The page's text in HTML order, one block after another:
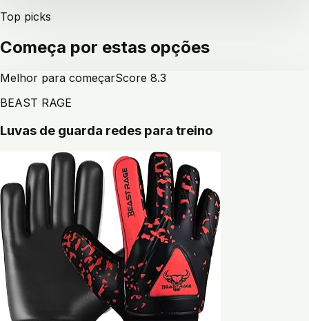
Top picks
Começa por estas opções
Melhor para começarScore 8.3
BEAST RAGE
Luvas de guarda redes para treino